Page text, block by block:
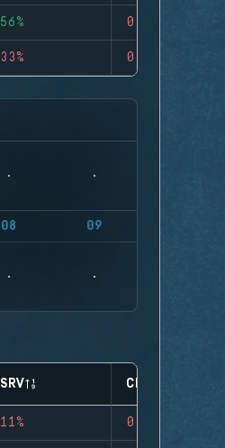
56% 0
33% 0
08 09
SRV CLUTCHES
11% 0